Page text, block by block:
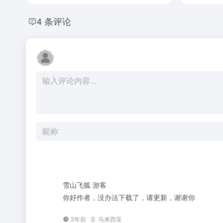
4 条评论
雪山飞狐 游客
你好作者，没办法下载了，请更新，谢谢你
3年前 马来西亚